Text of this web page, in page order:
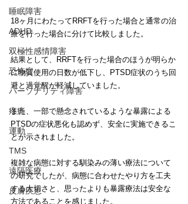
睡眠障害
ADHD
双極性感情障害
恐怖症
パーソナリティ障害
疼痛
運動
TMS
遠隔医療
皮膚疾患
18ヶ月にわたってRRFTを行った場合と通常の治
療を行った場合に分けて比較しました。
結果として、RRFTを行った場合のほうが明らか
に物質使用の日数が低下し、PTSD症状のうち回
避と過覚醒が軽減していました。
また、一部で懸念されているような暴露による
PTSDの症状悪化も認めず、安全に実施できるこ
とが示されました。
複雑な病態に対する馴染みの薄い療法について
の研究でしたが、病態に合わせたやり方を工夫
する大切さと、思ったよりも暴露療法は安全な
方法であることを感じました。